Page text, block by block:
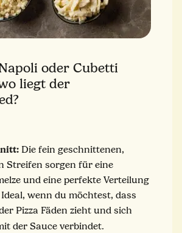
oder Cubetti
liegt der
Die fein geschnittenen,
Streifen sorgen für eine
und eine perfekte Verteilung
wenn du möchtest, dass
Pizza Fäden zieht und sich
der Sauce verbindet.